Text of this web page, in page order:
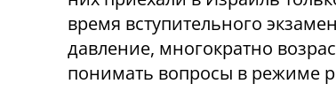
время вступительного
давление, многократно
понимать вопросы в режиме